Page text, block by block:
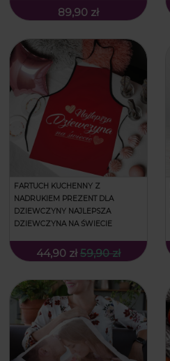
89,90 zł
FARTUCH KUCHENNY Z
NADRUKIEM PREZENT DLA
DZIEWCZYNY NAJLEPSZA
DZIEWCZYNA NA ŚWIECIE
44,90 zł 59,90 zł